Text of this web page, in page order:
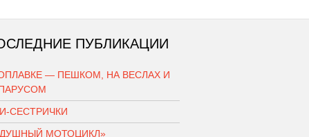
ПУБЛИКАЦИИ
— ПЕШКОМ, НА ВЕСЛАХ И
СЕСТРИЧКИ
МОТОЦИКЛ»